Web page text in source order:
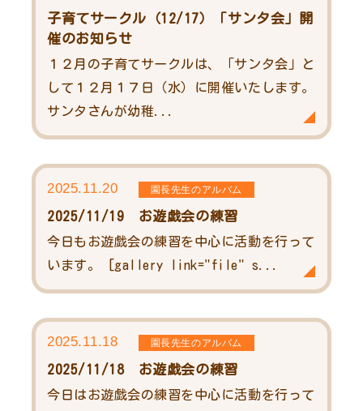
子育てサークル（12/17）「サンタ会」開
催のお知らせ
１２月の子育てサークルは、「サンタ会」と
して１２月１７日（水）に開催いたします。
サンタさんが幼稚...
2025.11.20 園長先生のアルバム
2025/11/19 お遊戯会の練習
今日もお遊戯会の練習を中心に活動を行って
います。 [gallery link="file" s...
2025.11.18 園長先生のアルバム
2025/11/18 お遊戯会の練習
今日はお遊戯会の練習を中心に活動を行って